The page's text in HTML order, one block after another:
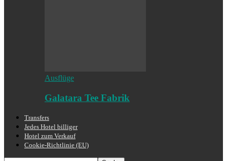
Ausflüge
Galatara Tee Fabrik
Transfers
Jedes Hotel billiger
Hotel zum Verkauf
Cookie-Richtlinie (EU)